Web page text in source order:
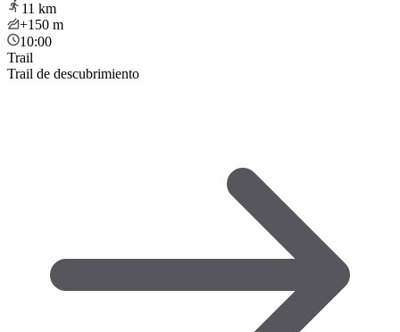
11 km
+150 m
10:00
Trail
Trail de descubrimiento